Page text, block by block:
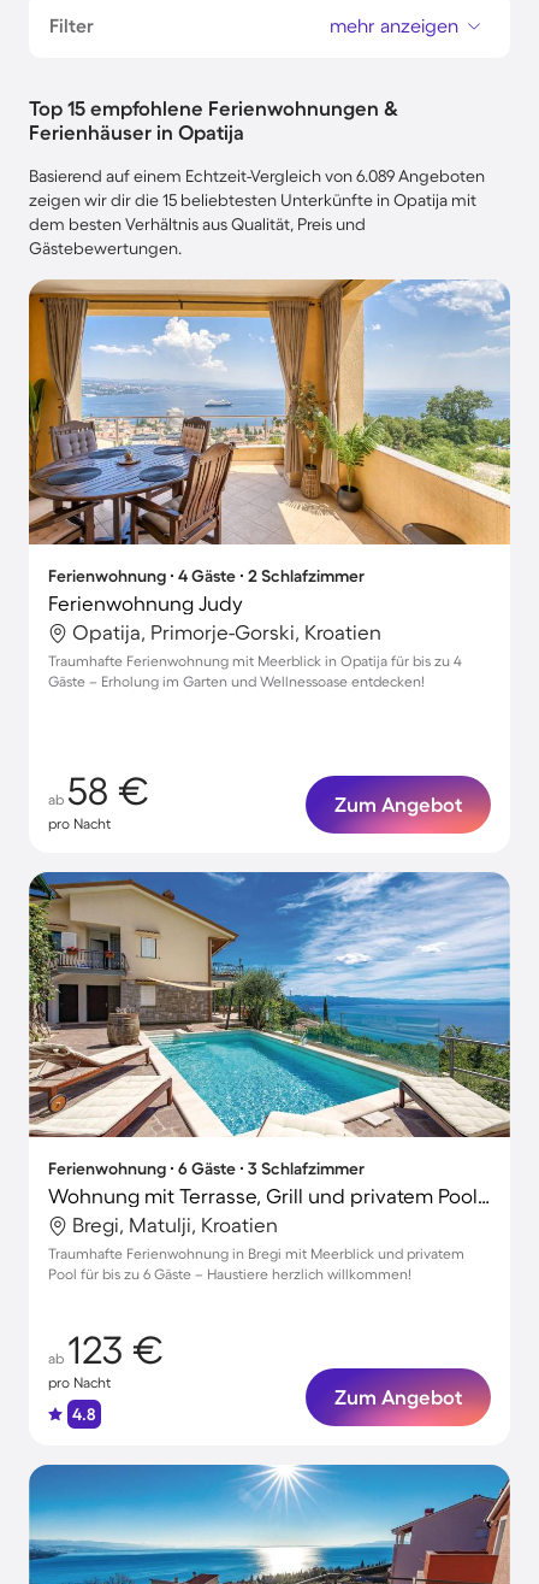
Filter mehr anzeigen
Top 15 empfohlene Ferienwohnungen &
Ferienhäuser in Opatija
Basierend auf einem Echtzeit-Vergleich von 6.089 Angeboten
zeigen wir dir die 15 beliebtesten Unterkünfte in Opatija mit
dem besten Verhältnis aus Qualität, Preis und
Gästebewertungen.
Ferienwohnung ∙ 4 Gäste ∙ 2 Schlafzimmer
Ferienwohnung Judy
Opatija, Primorje-Gorski, Kroatien
Traumhafte Ferienwohnung mit Meerblick in Opatija für bis zu 4
Gäste – Erholung im Garten und Wellnessoase entdecken!
ab 58 €
pro Nacht
Zum Angebot
Ferienwohnung ∙ 6 Gäste ∙ 3 Schlafzimmer
Wohnung mit Terrasse, Grill und privatem Pool | Wasserblick
Bregi, Matulji, Kroatien
Traumhafte Ferienwohnung in Bregi mit Meerblick und privatem
Pool für bis zu 6 Gäste – Haustiere herzlich willkommen!
ab 123 €
pro Nacht
4.8
Zum Angebot